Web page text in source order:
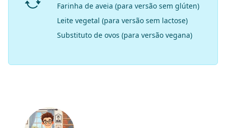
Farinha de aveia (para versão sem glúten)
Leite vegetal (para versão sem lactose)
Substituto de ovos (para versão vegana)